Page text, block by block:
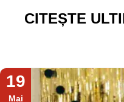
CITEȘTE
19
Mai